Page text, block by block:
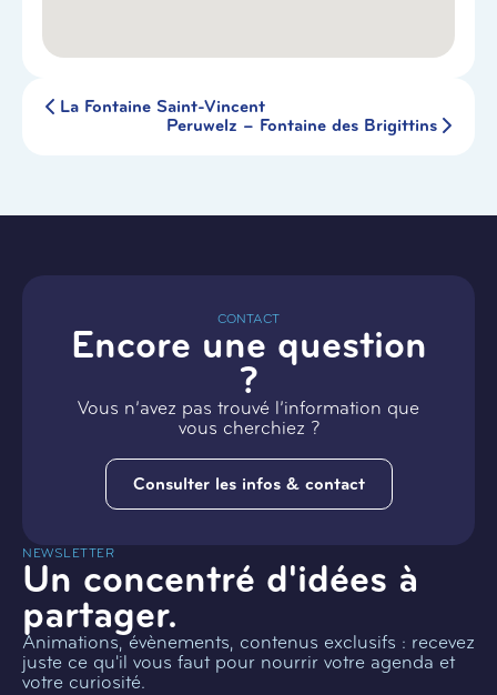
La Fontaine Saint-Vincent
Peruwelz – Fontaine des Brigittins
CONTACT
Encore une question
?
Vous n’avez pas trouvé l’information que
vous cherchiez ?
Consulter les infos & contact
NEWSLETTER
Un concentré d'idées à
partager.
Animations, évènements, contenus exclusifs : recevez
juste ce qu'il vous faut pour nourrir votre agenda et
votre curiosité.